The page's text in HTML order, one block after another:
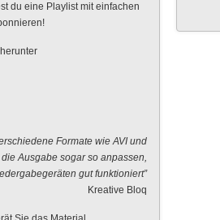
du eine Playlist mit einfachen
herunter
Formate wie AVI und
Ausgabe sogar so anpassen,
gut funktioniert”
Kreative Bloq